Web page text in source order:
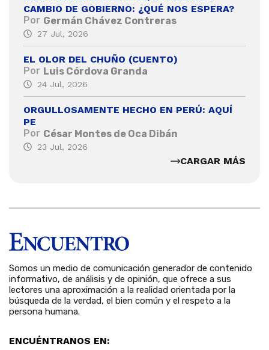
CAMBIO DE GOBIERNO: ¿QUÉ NOS ESPERA?
Por Germán Chávez Contreras
27 Jul, 2026
EL OLOR DEL CHUÑO (CUENTO)
Por Luis Córdova Granda
24 Jul, 2026
ORGULLOSAMENTE HECHO EN PERÚ: AQUÍ
PE
Por César Montes de Oca Dibán
23 Jul, 2026
CARGAR MÁS
Somos un medio de comunicación generador de contenido
informativo, de análisis y de opinión, que ofrece a sus
lectores una aproximación a la realidad orientada por la
búsqueda de la verdad, el bien común y el respeto a la
persona humana.
ENCUÉNTRANOS EN: